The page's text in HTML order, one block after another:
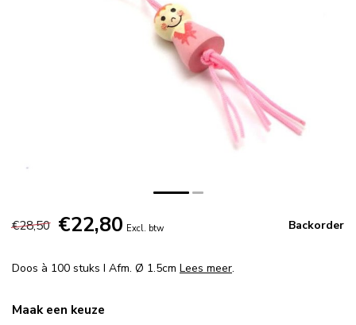
€28,50 €22,80 Excl. btw Backorder
Doos à 100 stuks I Afm. Ø 1.5cm Lees meer.
Maak een keuze